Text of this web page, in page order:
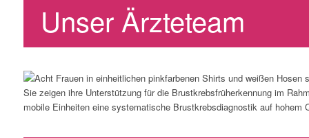
Unser Ärzteteam